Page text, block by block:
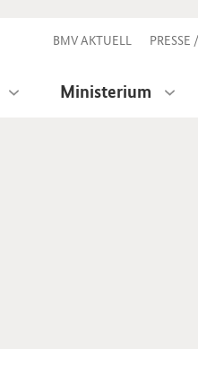
BMV AKTUELL
Ministerium